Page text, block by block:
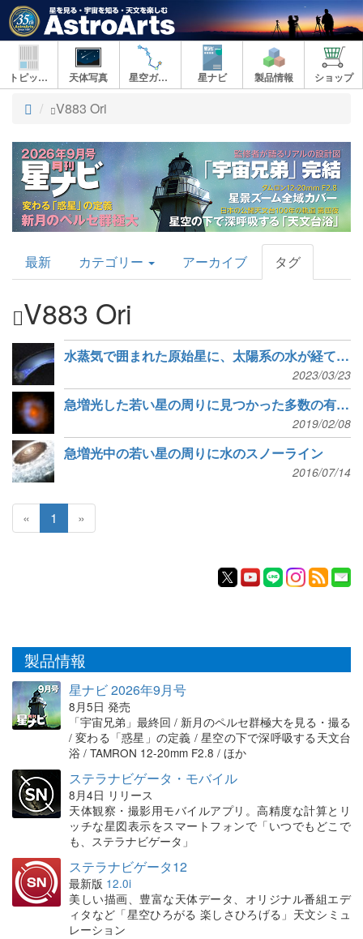
トピックス 天体写真 星空ガイド 星ナビ 製品情報 ショップ
ト
プ
V883 Ori
AstroArts
Topics
最新 カテゴリー アーカイブ タグ
V883 Ori
水蒸気で囲まれた原始星に、太陽系の水が経てきた歴史を見る
2023/03/23
急増光した若い星の周りに見つかった多数の有機分子
2019/02/08
急増光中の若い星の周りに水のスノーライン
2016/07/14
« 1 »
製品情報
星ナビ 2026年9月号
8月5日 発売
「宇宙兄弟」最終回 / 新月のペルセ群極大を見る・撮る
/ 変わる「惑星」の定義 / 星空の下で深呼吸する天文台
浴 / TAMRON 12-20mm F2.8 / ほか
ステラナビゲータ・モバイル
8月4日 リリース
天体観察・撮影用モバイルアプリ。高精度な計算とリ
ッチな星図表示をスマートフォンで「いつでもどこで
も、ステラナビゲータ」
ステラナビゲータ12
最新版 12.0i
美しい描画、豊富な天体データ、オリジナル番組エデ
ィタなど「星空ひろがる 楽しさひろげる」天文シミュ
レーション